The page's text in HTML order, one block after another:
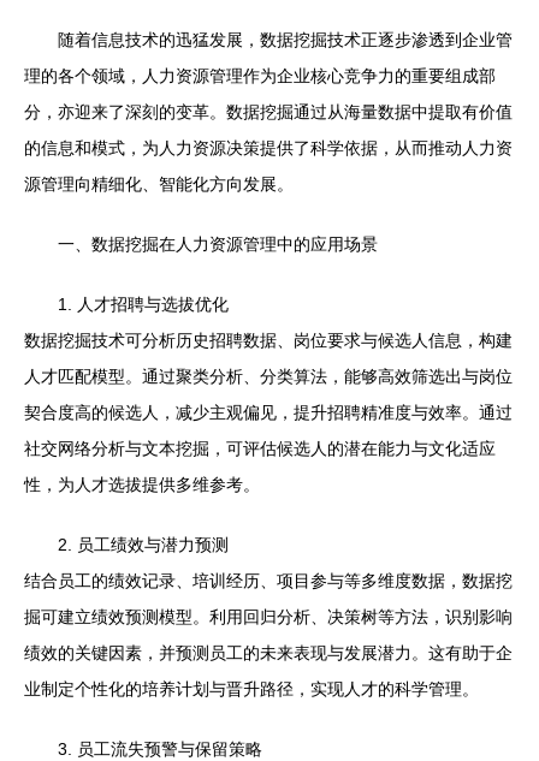
随着信息技术的迅猛发展，数据挖掘技术正逐步渗透到企业管
理的各个领域，人力资源管理作为企业核心竞争力的重要组成部
分，亦迎来了深刻的变革。数据挖掘通过从海量数据中提取有价值
的信息和模式，为人力资源决策提供了科学依据，从而推动人力资
源管理向精细化、智能化方向发展。
一、数据挖掘在人力资源管理中的应用场景
1. 人才招聘与选拔优化
数据挖掘技术可分析历史招聘数据、岗位要求与候选人信息，构建
人才匹配模型。通过聚类分析、分类算法，能够高效筛选出与岗位
契合度高的候选人，减少主观偏见，提升招聘精准度与效率。通过
社交网络分析与文本挖掘，可评估候选人的潜在能力与文化适应
性，为人才选拔提供多维参考。
2. 员工绩效与潜力预测
结合员工的绩效记录、培训经历、项目参与等多维度数据，数据挖
掘可建立绩效预测模型。利用回归分析、决策树等方法，识别影响
绩效的关键因素，并预测员工的未来表现与发展潜力。这有助于企
业制定个性化的培养计划与晋升路径，实现人才的科学管理。
3. 员工流失预警与保留策略